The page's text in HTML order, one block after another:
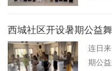
西城社区开设暑期公益
连日
期公